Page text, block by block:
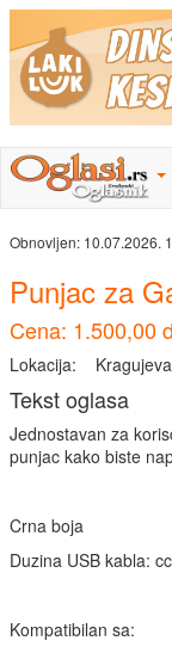
Obnovljen: 10.07.2026.
Punjac za
Cena: 1.500,00
Lokacija:
Tekst oglasa
Jednostavan za
punjac kako biste
Crna boja
Duzina USB kabla:
Kompatibilan sa: